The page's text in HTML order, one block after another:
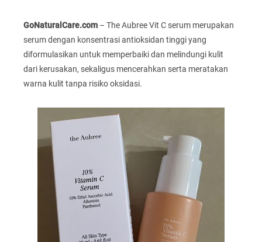
GoNaturalCare.com – The Aubree Vit C serum merupakan
serum dengan konsentrasi antioksidan tinggi yang
diformulasikan untuk memperbaiki dan melindungi kulit
dari kerusakan, sekaligus mencerahkan serta meratakan
warna kulit tanpa risiko oksidasi.